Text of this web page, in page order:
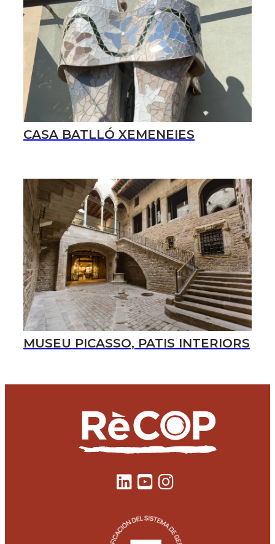
CASA BATLLÓ XEMENEIES
MUSEU PICASSO, PATIS INTERIORS